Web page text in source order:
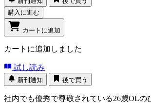
購入に進む
カートに追加
カートに追加しました
試し読み
新刊通知 後で買う
社内でも優秀で尊敬されている26歳OLの